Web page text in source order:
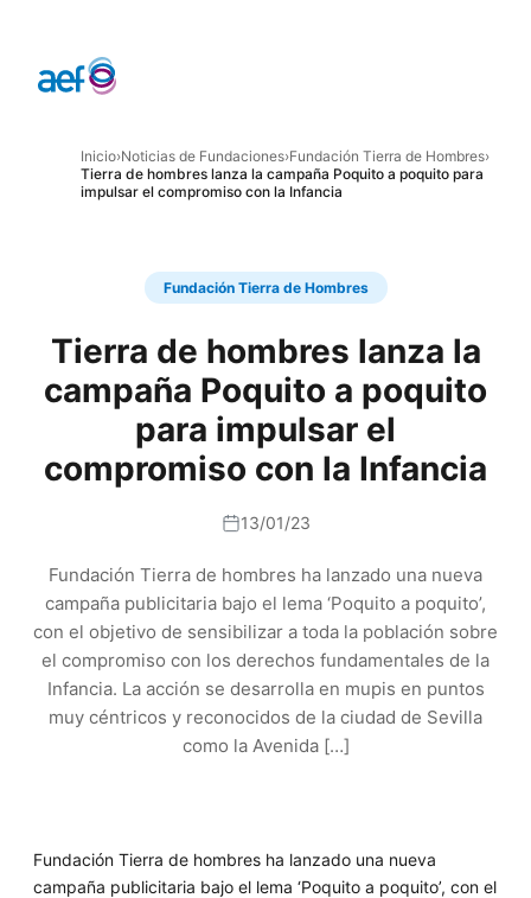
Inicio›Noticias de Fundaciones›Fundación Tierra de Hombres›
Tierra de hombres lanza la campaña Poquito a poquito para
impulsar el compromiso con la Infancia
Fundación Tierra de Hombres
Tierra de hombres lanza la
campaña Poquito a poquito
para impulsar el
compromiso con la Infancia
13/01/23
Fundación Tierra de hombres ha lanzado una nueva
campaña publicitaria bajo el lema ‘Poquito a poquito’,
con el objetivo de sensibilizar a toda la población sobre
el compromiso con los derechos fundamentales de la
Infancia. La acción se desarrolla en mupis en puntos
muy céntricos y reconocidos de la ciudad de Sevilla
como la Avenida […]
Fundación Tierra de hombres ha lanzado una nueva
campaña publicitaria bajo el lema ‘Poquito a poquito’, con el